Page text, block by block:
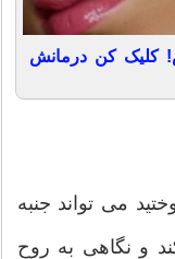
کلیک کن درمانش
می تواند جنبه
و نگاهی به روح